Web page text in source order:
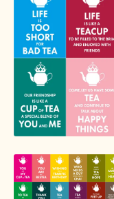
Lista
Mijn
Over